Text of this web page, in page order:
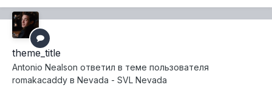
theme_title
Antonio Nealson ответил в теме пользователя
romakacaddy в Nevada - SVL Nevada